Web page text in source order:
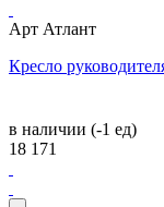
Арт Атлант
Кресло
в наличии (-1 ед)
18 171